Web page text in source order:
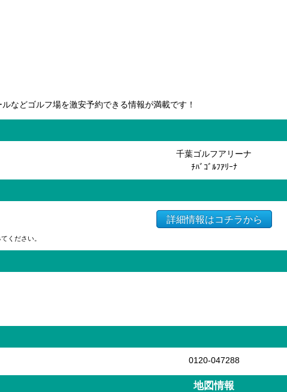
などゴルフ場を激安予約できる情報が満載です！
千葉ゴルフアリーナ
ﾁﾊﾞｺﾞﾙﾌｱﾘｰﾅ
詳細情報はコチラから
ください。
0120-047288
地図情報